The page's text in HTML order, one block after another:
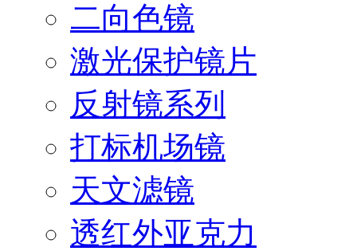
二向色镜
激光保护镜片
反射镜系列
打标机场镜
天文滤镜
透红外亚克力